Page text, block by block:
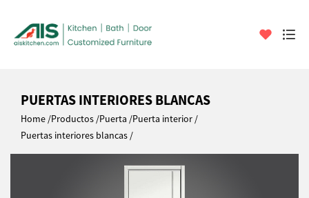
PUERTAS INTERIORES BLANCAS
Home Productos Puerta Puerta interior
Puertas interiores blancas